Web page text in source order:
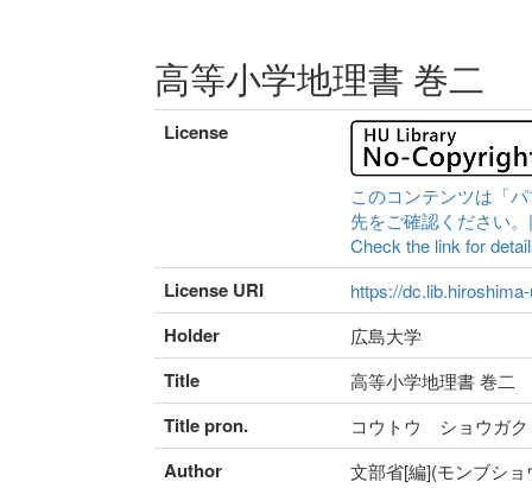
高等小学地理書 巻二
License
このコンテンツは「
先をご確認ください
Check the link for
License URI https://
Holder 広島大学
Title 高等小学地理書 巻二
Title pron. コウトウ ショウガ
Author 文部省[編](モンブショ